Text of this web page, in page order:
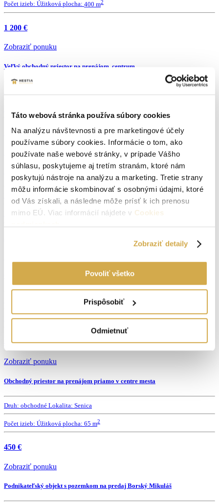
Táto webová stránka používa súbory cookies
Na analýzu návštevnosti a pre marketingové účely
používame súbory cookies. Informácie o tom, ako
používate naše webové stránky, v prípade Vášho
súhlasu, poskytujeme aj tretím stranám, ktoré nám
poskytujú nástroje na analýzu a marketing. Tretie strany
môžu informácie skombinovať s osobnými údajmi, ktoré
od Vás získali, a následne môže prísť k ich prenosu
mimo EÚ. Viac informácií nájdete v Cookies
Zobraziť detaily
Povoliť všetko
Prispôsobiť
Odmietnuť
Počet izieb: Úžitková plocha: 400 m2
1 200 €
Zobraziť ponuku
Veľký obchodný priestor na prenájom, centrum
1 250 €
Zobraziť ponuku
Veľký sklad na prenájom v priemyselnej zóne
Počet izieb:Úžitková plocha:1000 m2
Obchodný priestor v centre mesta 56 m²
Senica
Počet izieb:Úžitková plocha:56 m2
450 €
Zobraziť ponuku
Obchodný priestor na prenájom priamo v centre mesta
Druh: obchodné Lokalita: Senica
Počet izieb: Úžitková plocha: 65 m2
450 €
Zobraziť ponuku
Podnikateľský objekt s pozemkom na predaj Borský Mikuláš